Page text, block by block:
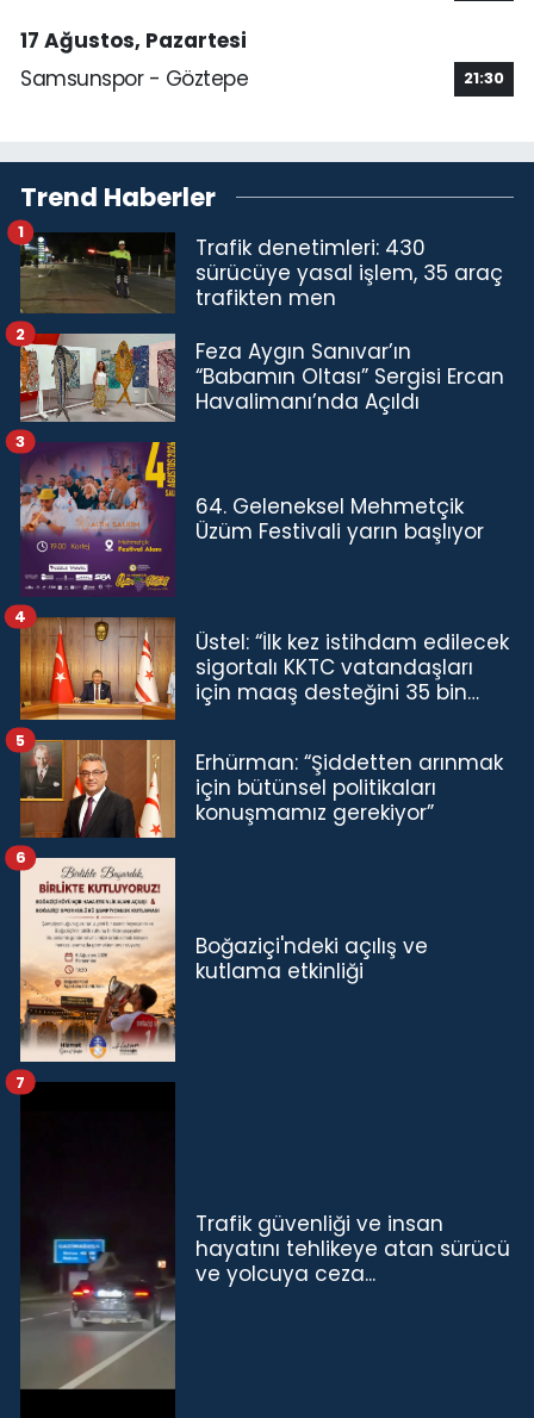
17 Ağustos, Pazartesi
Samsunspor - Göztepe
21:30
Trend Haberler
Trafik denetimleri: 430
sürücüye yasal işlem, 35 araç
trafikten men
1
Feza Aygın Sanıvar’ın
“Babamın Oltası” Sergisi Ercan
Havalimanı’nda Açıldı
2
64. Geleneksel Mehmetçik
Üzüm Festivali yarın başlıyor
3
Üstel: “İlk kez istihdam edilecek
sigortalı KKTC vatandaşları
için maaş desteğini 35 bin
4
Erhürman: “Şiddetten arınmak
için bütünsel politikaları
konuşmamız gerekiyor”
5
Boğaziçi'ndeki açılış ve
kutlama etkinliği
6
Trafik güvenliği ve insan
hayatını tehlikeye atan sürücü
ve yolcuya ceza...
7